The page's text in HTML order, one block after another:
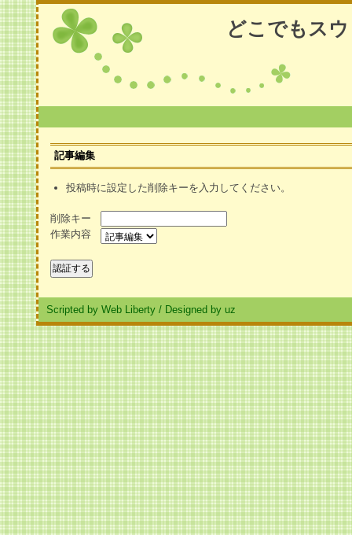
どこでもス
記事編集
投稿時に設定した削除キーを入力してください。
削除キー
作業内容
Scripted by Web Liberty / Designed by uz